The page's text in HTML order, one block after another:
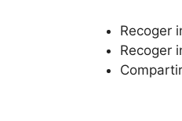
Recoger
Recoger